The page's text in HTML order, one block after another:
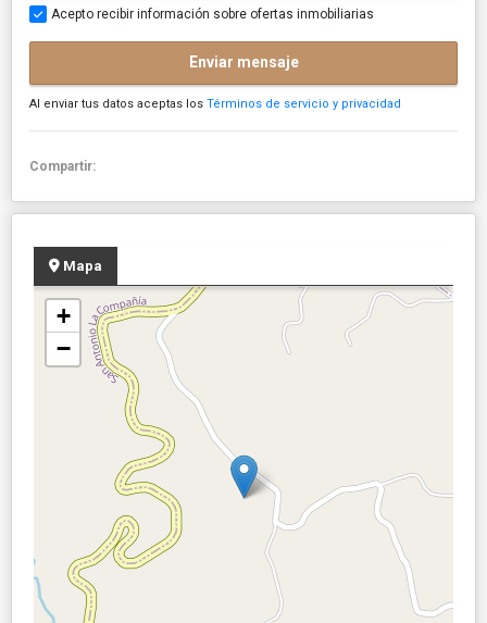
Acepto recibir información sobre ofertas inmobiliarias
Enviar mensaje
Al enviar tus datos aceptas los Términos de servicio y privacidad
Compartir:
Mapa
+
−